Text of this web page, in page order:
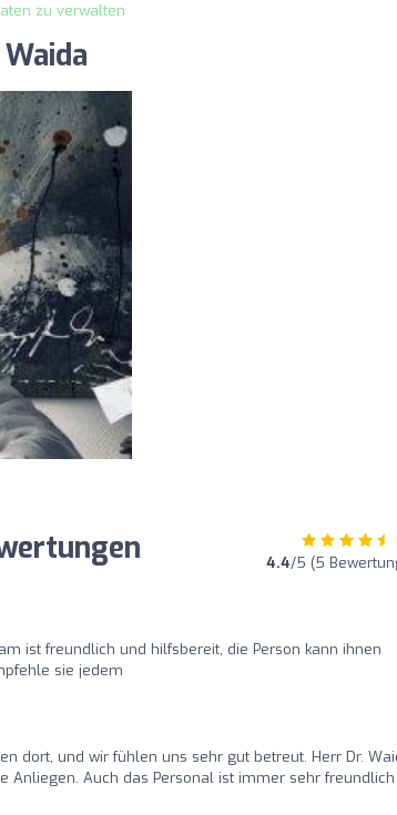
zu verwalten
4.4/5 (5
ist freundlich und hilfsbereit, die Person kann ihnen
sie jedem
dort, und wir fühlen uns sehr gut betreut. Herr Dr.
Auch das Personal ist immer sehr